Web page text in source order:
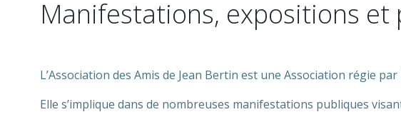
Manifestations, expositions
L’Association des Amis de Jean Bertin est une Association régie par
Elle s’implique dans de nombreuses manifestations publiques